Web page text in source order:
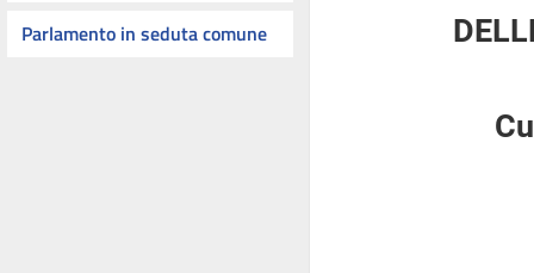
Parlamento in seduta comune